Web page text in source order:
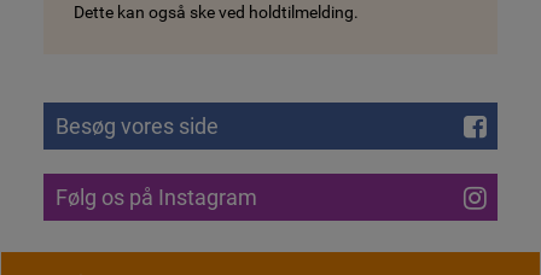
Dette kan også ske ved holdtilmelding.
Besøg vores side
Følg os på Instagram